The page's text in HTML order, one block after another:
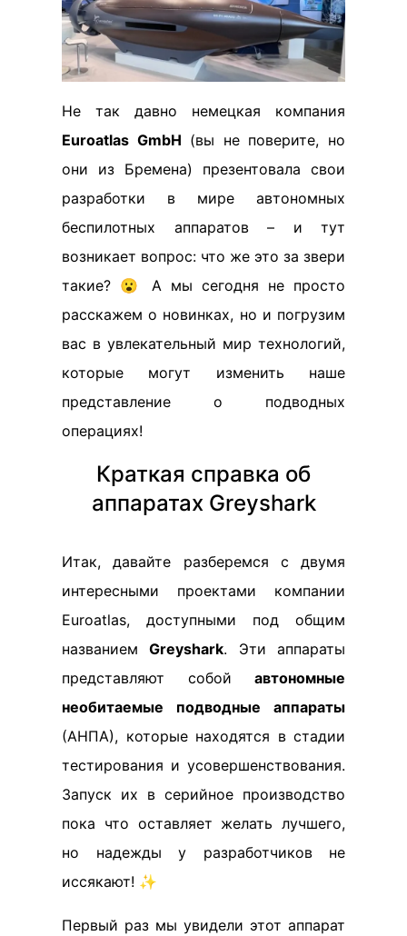
Не так давно немецкая компания
Euroatlas GmbH (вы не поверите, но
они из Бремена) презентовала свои
разработки в мире автономных
беспилотных аппаратов – и тут
возникает вопрос: что же это за звери
такие? 😮 А мы сегодня не просто
расскажем о новинках, но и погрузим
вас в увлекательный мир технологий,
которые могут изменить наше
представление о подводных
операциях!
Краткая справка об
аппаратах Greyshark
Итак, давайте разберемся с двумя
интересными проектами компании
Euroatlas, доступными под общим
названиемGreyshark. Эти аппараты
представляют собой автономные
необитаемые подводные аппараты
(АНПА), которые находятся в стадии
тестирования и усовершенствования.
Запуск их в серийное производство
пока что оставляет желать лучшего,
но надежды у разработчиков не
иссякают! ✨
Первый раз мы увидели этот аппарат